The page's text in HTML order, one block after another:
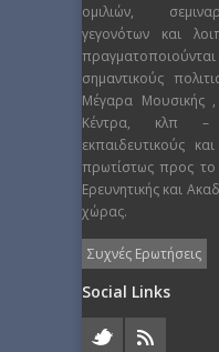
ομιλιών,
γεγονότων και
σημαντικούς
Μέγαρα Μουσικής
Κέντρα, κλπ
εκπαιδευτικούς
πρωτίστως προς
Ερευνητικής και
χώρας.
Συχνές Ερωτήσεις
Social Links